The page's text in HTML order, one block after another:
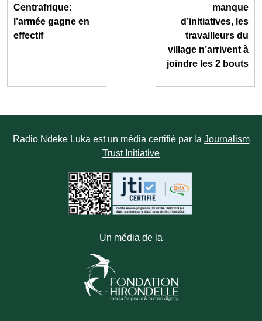
Centrafrique:
l’armée gagne en
effectif
manque
d’initiatives, les
travailleurs du
village n’arrivent à
joindre les 2 bouts
Radio Ndeke Luka est un média certifié par la Journalism
Trust Initiative
Un média de la